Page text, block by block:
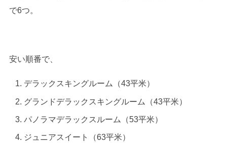
で6つ。
安い順番で、
デラックスキングルーム（43平米）
グランドデラックスキングルーム（43平米）
パノラマデラックスルーム（53平米）
ジュニアスイート（63平米）